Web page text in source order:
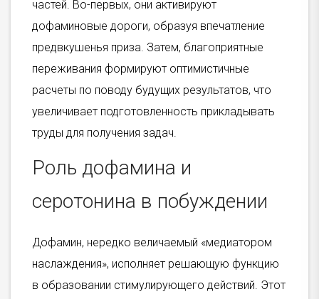
частей. Во-первых, они активируют
дофаминовые дороги, образуя впечатление
предвкушенья приза. Затем, благоприятные
переживания формируют оптимистичные
расчеты по поводу будущих результатов, что
увеличивает подготовленность прикладывать
труды для получения задач.
Роль дофамина и
серотонина в побуждении
Дофамин, нередко величаемый «медиатором
наслаждения», исполняет решающую функцию
в образовании стимулирующего действий. Этот